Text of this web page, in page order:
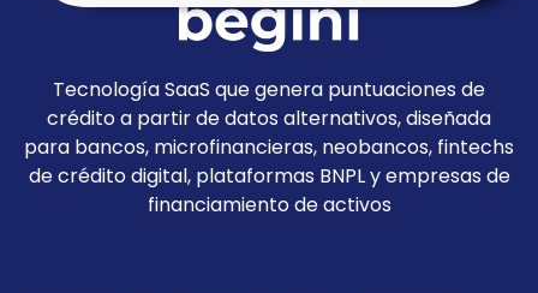
Tecnología SaaS que genera puntuaciones de
crédito a partir de datos alternativos, diseñada
para bancos, microfinancieras, neobancos, fintechs
de crédito digital, plataformas BNPL y empresas de
financiamiento de activos